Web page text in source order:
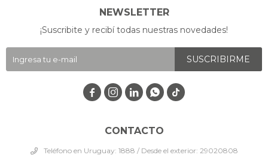
CONTACTO
Teléfono en Uruguay: 1888 / Desde el exterior: 29020808
NEWSLETTER
¡Suscribite y recibí todas nuestras novedades!
SUSCRIBIRME
   